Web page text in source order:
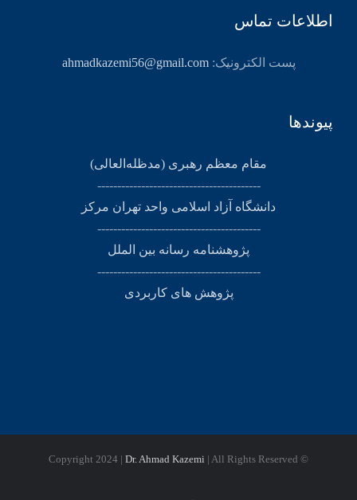
اطلاعات تماس
پست الکترونیک:ahmadkazemi56@gmail.com
پیوندها
مقام معظم رهبری (مد‌ظله‌العالی)
-----------------------------------------
دانشگاه آزاد اسلامی واحد تهران مرکز
-----------------------------------------
پژوهشنامه رسانه بین الملل
-----------------------------------------
پژوهش های کاربردی
© Copyright 2024 |
Dr. Ahmad Kazemi | All Rights Reserved